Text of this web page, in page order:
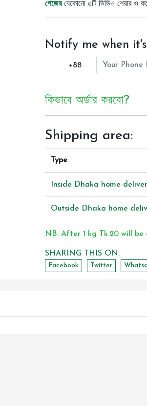
পেজেরযেকোনো ৫টি ভিডিও শেয়ার ও
Notify me when
+88
কিভাবে অর্ডার করবো?
Shipping area:
Type
Inside Dhaka home
Outside Dhaka home
NB: After 1 kg Tk.20 will
SHARING THIS ON:
Facebook Twitter